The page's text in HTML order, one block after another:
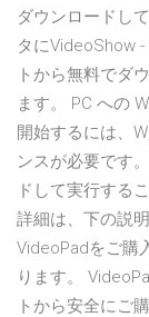
ダウンロードし
タにVideoShow
トから無料でダ
ます。 PC への
開始するには、
ンスが必要です
ドして実行する
詳細は、下の説
VideoPadをご購
ります。
トから安全にご